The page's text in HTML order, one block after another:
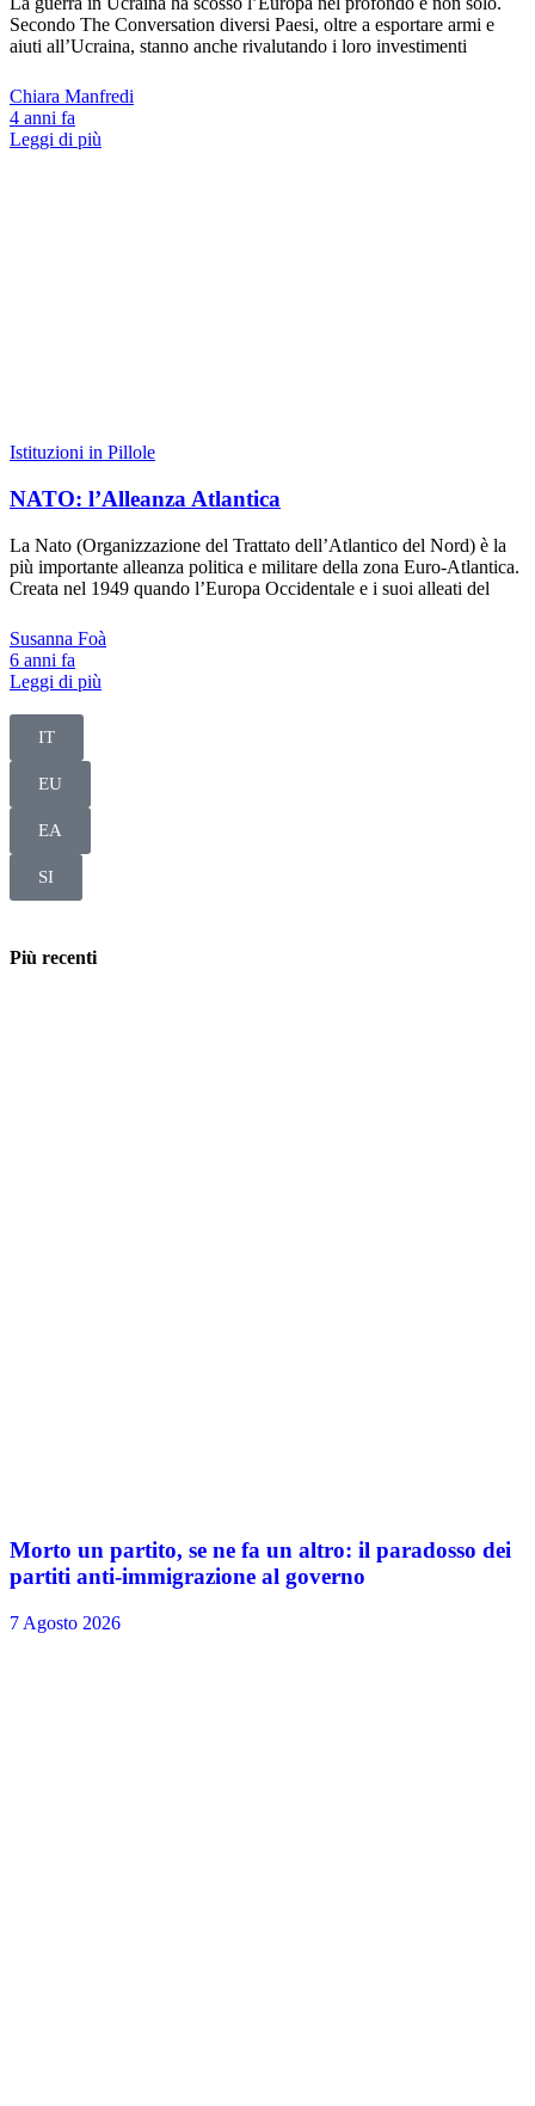
Secondo The Conversation diversi Paesi, oltre a esportare armi e
aiuti all’Ucraina, stanno anche rivalutando i loro investimenti
Chiara Manfredi
4 anni fa
Leggi di più
Istituzioni in Pillole
NATO: l’Alleanza Atlantica
La Nato (Organizzazione del Trattato dell’Atlantico del Nord) è la
più importante alleanza politica e militare della zona Euro-Atlantica.
Creata nel 1949 quando l’Europa Occidentale e i suoi alleati del
Susanna Foà
6 anni fa
Leggi di più
IT
EU
EA
SI
Più recenti
Morto un partito, se ne fa un altro: il paradosso dei
partiti anti-immigrazione al governo
7 Agosto 2026